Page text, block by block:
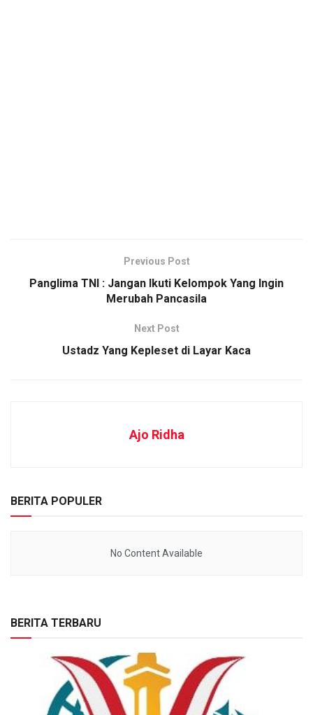
Previous Post
Panglima TNI : Jangan Ikuti Kelompok Yang Ingin
Merubah Pancasila
Next Post
Ustadz Yang Kepleset di Layar Kaca
Ajo Ridha
BERITA POPULER
No Content Available
BERITA TERBARU